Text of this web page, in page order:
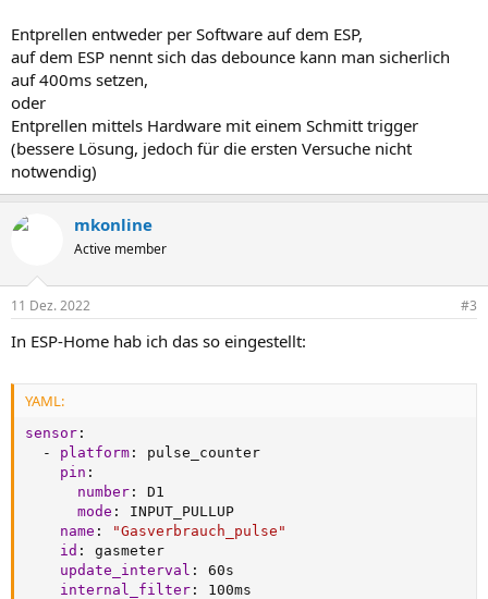
Entprellen entweder per Software auf dem ESP,
auf dem ESP nennt sich das debounce kann man sicherlich
auf 400ms setzen,
oder
Entprellen mittels Hardware mit einem Schmitt trigger
(bessere Lösung, jedoch für die ersten Versuche nicht
notwendig)
mkonline
Active member
11 Dez. 2022 #3
In ESP-Home hab ich das so eingestellt:
YAML:
sensor :
-
platform :
pulse_counter
pin :
number :
D1
mode :
INPUT_PULLUP
name :
"Gasverbrauch_pulse"
id :
gasmeter
update_interval :
60s
internal_filter :
100ms